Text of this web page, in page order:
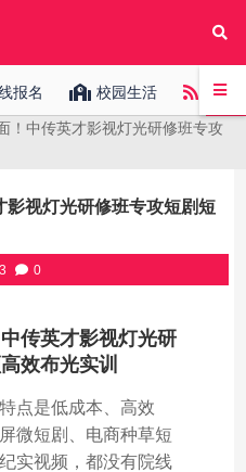
报名 校园生活 中传
！中传英才影视灯光研修班专攻
视灯光研修班专攻短剧短
0
传英才影视灯光研
效布光实训
点是低成本、高效
微短剧、电商种草短
实视频，都没有院线